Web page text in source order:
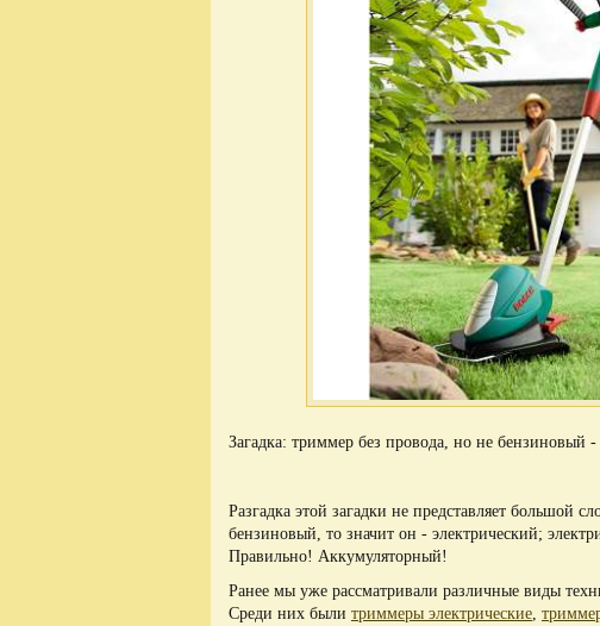
Загадка: триммер без провода, но не бензиновый -
Разгадка этой загадки не представляет большой
бензиновый, то значит он - электрический;
Правильно! Аккумуляторный!
Ранее мы уже рассматривали различные виды
Среди них были триммеры электрические,